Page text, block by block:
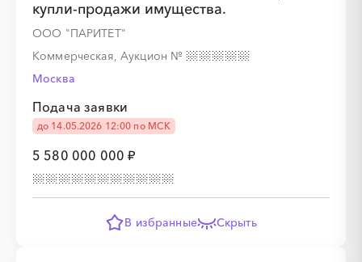
купли-продажи имущества.
ООО "ПАРИТЕТ"
Коммерческая, Аукцион №
Москва
Подача заявки
до 14.05.2026 12:00 по МСК
5 580 000 000 ₽
В избранные Скрыть
░░░